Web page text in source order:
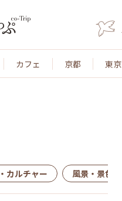
カフェ 京都 東京
カルチャー 風景・景色